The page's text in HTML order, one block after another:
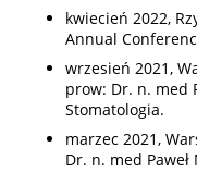
kwiecień 2022,
Annual
wrzesień 2021,
prow: Dr. n. med
Stomatologia.
marzec 2021,
Dr. n. med